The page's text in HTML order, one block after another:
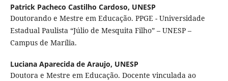
Patrick Pacheco Castilho Cardoso, UNESP
Doutorando e Mestre em Educação. PPGE - Universidade
Estadual Paulista “Júlio de Mesquita Filho” – UNESP –
Campus de Marília.
Luciana Aparecida de Araujo, UNESP
Doutora e Mestre em Educação. Docente vinculada ao